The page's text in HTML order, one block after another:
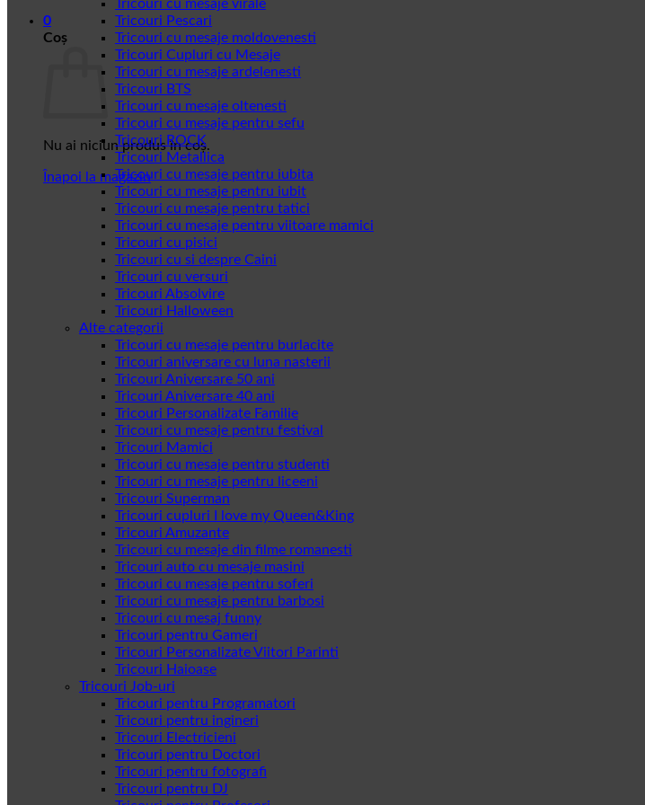
0
Coș
Nu ai niciun produs în coș.
Înapoi la magazin
Tricouri cu mesaje virale
Tricouri Pescari
Tricouri cu mesaje moldovenesti
Tricouri Cupluri cu Mesaje
Tricouri cu mesaje ardelenesti
Tricouri BTS
Tricouri cu mesaje oltenesti
Tricouri cu mesaje pentru sefu
Tricouri ROCK
Tricouri Metallica
Tricouri cu mesaje pentru iubita
Tricouri cu mesaje pentru iubit
Tricouri cu mesaje pentru tatici
Tricouri cu mesaje pentru viitoare mamici
Tricouri cu pisici
Tricouri cu si despre Caini
Tricouri cu versuri
Tricouri Absolvire
Tricouri Halloween
Alte categorii
Tricouri cu mesaje pentru burlacite
Tricouri aniversare cu luna nasterii
Tricouri Aniversare 50 ani
Tricouri Aniversare 40 ani
Tricouri Personalizate Familie
Tricouri cu mesaje pentru festival
Tricouri Mamici
Tricouri cu mesaje pentru studenti
Tricouri cu mesaje pentru liceeni
Tricouri Superman
Tricouri cupluri I love my Queen&King
Tricouri Amuzante
Tricouri cu mesaje din filme romanesti
Tricouri auto cu mesaje masini
Tricouri cu mesaje pentru soferi
Tricouri cu mesaje pentru barbosi
Tricouri cu mesaj funny
Tricouri pentru Gameri
Tricouri Personalizate Viitori Parinti
Tricouri Haioase
Tricouri Job-uri
Tricouri pentru Programatori
Tricouri pentru ingineri
Tricouri Electricieni
Tricouri pentru Doctori
Tricouri pentru fotografi
Tricouri pentru DJ